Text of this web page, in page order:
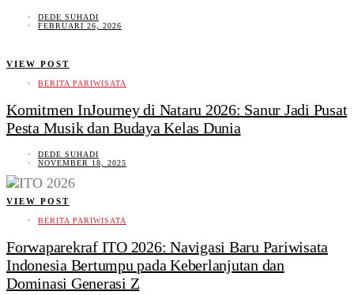
DEDE SUHADI
FEBRUARI 26, 2026
VIEW POST
BERITA PARIWISATA
Komitmen InJourney di Nataru 2026: Sanur Jadi Pusat
Pesta Musik dan Budaya Kelas Dunia
DEDE SUHADI
NOVEMBER 18, 2025
VIEW POST
BERITA PARIWISATA
Forwaparekraf ITO 2026: Navigasi Baru Pariwisata
Indonesia Bertumpu pada Keberlanjutan dan
Dominasi Generasi Z